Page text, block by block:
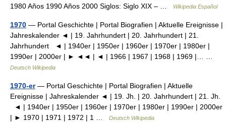
1980 Años 1990 Años 2000 Siglos: Siglo XIX – …
Wikipedia Español
1970 — Portal Geschichte | Portal Biografien | Aktuelle Ereignisse |
Jahreskalender ◄ | 19. Jahrhundert | 20. Jahrhundert | 21.
Jahrhundert ◄ | 1940er | 1950er | 1960er | 1970er | 1980er |
1990er | 2000er | ► ◄◄ | ◄ | 1966 | 1967 | 1968 | 1969 |… …
Deutsch Wikipedia
1970-er— Portal Geschichte | Portal Biografien | Aktuelle
Ereignisse | Jahreskalender ◄ | 19. Jh. | 20. Jahrhundert | 21. Jh.
◄ | 1940er | 1950er | 1960er | 1970er | 1980er | 1990er | 2000er
| ► 1970 | 1971 | 1972 | 1 …
Deutsch Wikipedia